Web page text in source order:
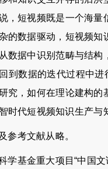
，短视频既是一个海
的数据驱动，短视频
数据中识别范畴与结
到数据的迭代过程中
究，如何在理论建构
时代短视频知识生产
参考文献从略。
学基金重大项目“中国